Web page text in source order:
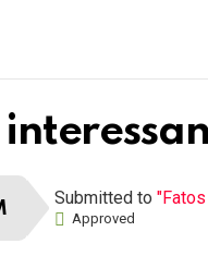
Submitted to
Approved